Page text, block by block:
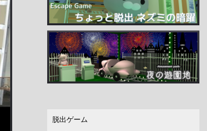
脱出ゲーム